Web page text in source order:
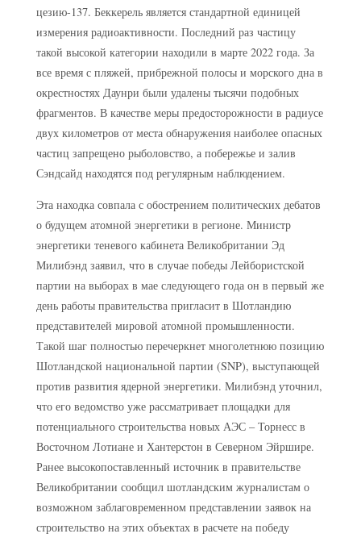
цезию-137. Беккерель является стандартной единицей
измерения радиоактивности. Последний раз частицу
такой высокой категории находили в марте 2022 года. За
все время с пляжей, прибрежной полосы и морского дна в
окрестностях Даунри были удалены тысячи подобных
фрагментов. В качестве меры предосторожности в радиусе
двух километров от места обнаружения наиболее опасных
частиц запрещено рыболовство, а побережье и залив
Сэндсайд находятся под регулярным наблюдением.
Эта находка совпала с обострением политических дебатов
о будущем атомной энергетики в регионе. Министр
энергетики теневого кабинета Великобритании Эд
Милибэнд заявил, что в случае победы Лейбористской
партии на выборах в мае следующего года он в первый же
день работы правительства пригласит в Шотландию
представителей мировой атомной промышленности.
Такой шаг полностью перечеркнет многолетнюю позицию
Шотландской национальной партии (SNP), выступающей
против развития ядерной энергетики. Милибэнд уточнил,
что его ведомство уже рассматривает площадки для
потенциального строительства новых АЭС – Торнесс в
Восточном Лотиане и Хантерстон в Северном Эйршире.
Ранее высокопоставленный источник в правительстве
Великобритании сообщил шотландским журналистам о
возможном заблаговременном представлении заявок на
строительство на этих объектах в расчете на победу